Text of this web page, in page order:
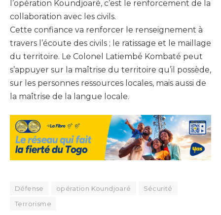
l’opération Koundjoaré, c’est le renforcement de la
collaboration avec les civils.
Cette confiance va renforcer le renseignement à
travers l’écoute des civils ; le ratissage et le maillage
du territoire. Le Colonel Latiembé Kombaté peut
s’appuyer sur la maîtrise du territoire qu’il possède,
sur les personnes ressources locales, mais aussi de
la maîtrise de la langue locale.
Défense opération Koundjoaré
Sécurité
Terrorisme